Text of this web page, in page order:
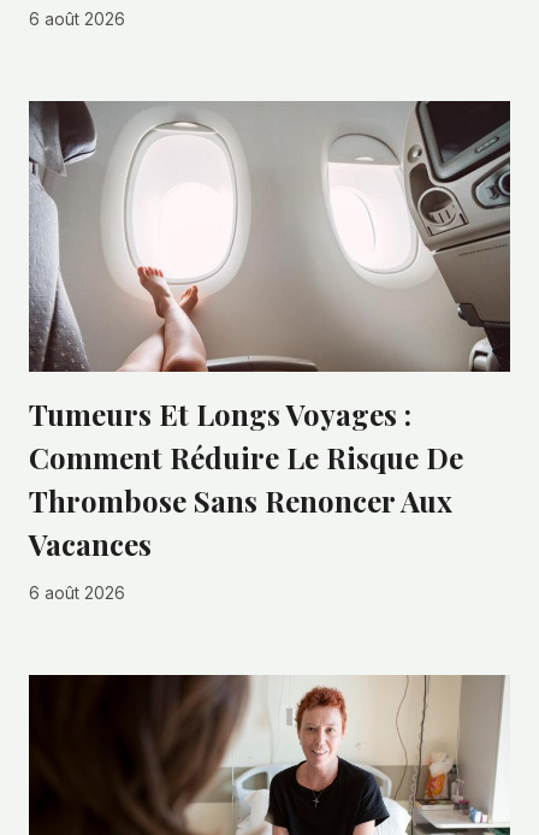
6 août 2026
Tumeurs Et Longs Voyages :
Comment Réduire Le Risque De
Thrombose Sans Renoncer Aux
Vacances
6 août 2026